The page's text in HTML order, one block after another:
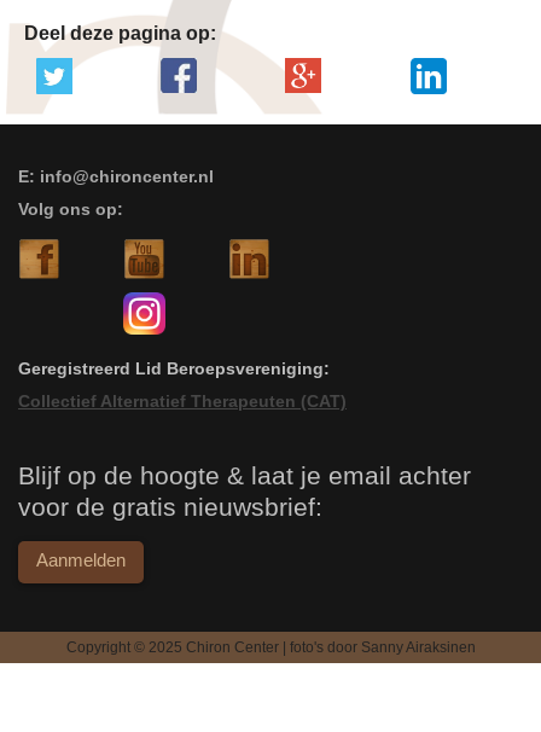
Deel deze pagina op:
E: info@chironcenter.nl
Volg ons op:
Geregistreerd Lid Beroepsvereniging:
Collectief Alternatief Therapeuten (CAT)
Blijf op de hoogte & laat je email achter
voor de gratis nieuwsbrief:
Aanmelden
Copyright © 2025 Chiron Center | foto's door Sanny Airaksinen